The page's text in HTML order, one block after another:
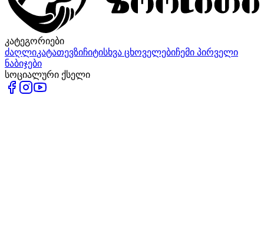
კატეგორიები
ძაღლიკატათევზიჩიტისხვა ცხოველებიჩემი პირველი
ნაბიჯები
სოციალური ქსელი